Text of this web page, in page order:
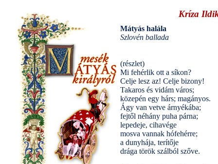
Kríza
Mátyás halála
Szlovén ballada
(részlet)
Mi fehérlik ott a síkon?
Celje lesz az! Celje bizony!
Takaros és vidám város;
közepén egy hárs; magányos.
Ágy van vetve árnyékába;
fejtől néhány puha párna;
lepedeje, cihavége
mosva vannak hófehérre;
a dunyhája, terítője
drága török szálból szőve.